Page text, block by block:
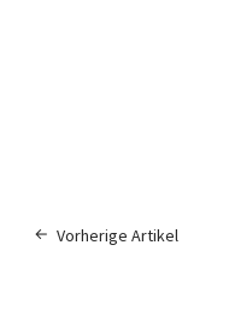
Vorherige Artikel